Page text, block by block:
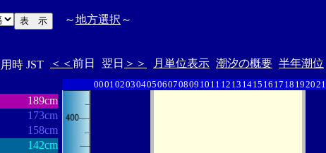
～地方選択 ～
時 JST ＜＜ 前日 翌日 ＞＞ 月単位表示 潮汐の概要 半年潮位
189cm
173cm
158cm
142cm
00010203040506070809 10 11 12 13 1415 16 17 18 192021